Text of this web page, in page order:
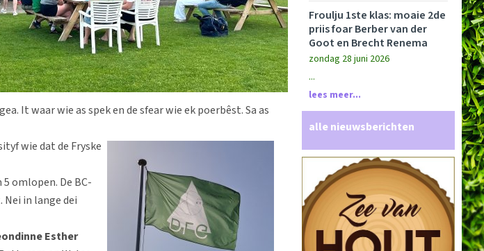
It waar wie as spek en de sfear wie ek poerbêst. Sa as
wie dat de Fryske
omlopen. De BC-
in lange dei
Esther
Froulju 1ste klas: moaie 2de
priis foar Berber van der
Goot en Brecht Renema
zondag 28 juni 2026
...
lees meer...
alle nieuwsberichten